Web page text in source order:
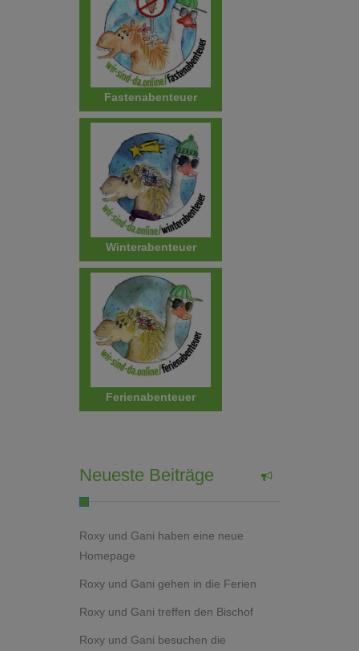
Fastenabenteuer
Winterabenteuer
Ferienabenteuer
Neueste Beiträge
Roxy und Gani haben eine neue
Homepage
Roxy und Gani gehen in die Ferien
Roxy und Gani treffen den Bischof
Roxy und Gani besuchen die